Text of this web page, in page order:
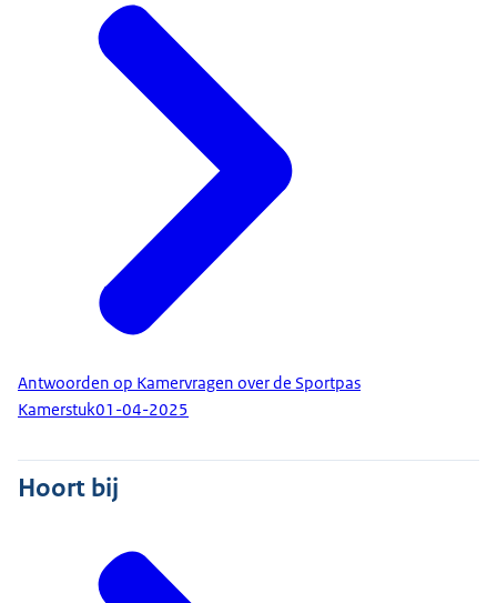
Antwoorden op Kamervragen over de Sportpas
Kamerstuk01-04-2025
Hoort bij